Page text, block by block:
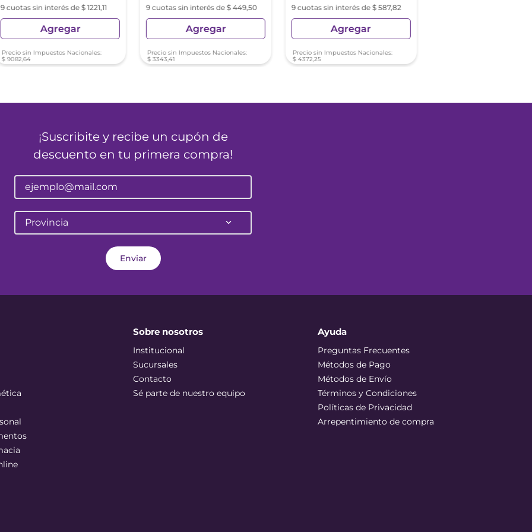
9 cuotas sin interés de $ 1221,11
Agregar
Precio sin Impuestos Nacionales:
$ 9082,64
9 cuotas sin interés de $ 449,50
Agregar
Precio sin Impuestos Nacionales:
$ 3343,41
9 cuotas sin interés de $ 587,82
Agregar
Precio sin Impuestos Nacionales:
$ 4372,25
¡Suscribite y recibe un cupón de
descuento en tu primera compra!
Provincia
Enviar
Sobre nosotros
Institucional
Sucursales
Contacto
Sé parte de nuestro equipo
Ayuda
Preguntas Frecuentes
Métodos de Pago
Métodos de Envío
Términos y Condiciones
Políticas de Privacidad
Arrepentimiento de compra